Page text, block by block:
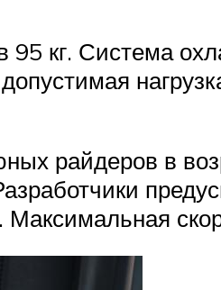
95 кг. Система
райдеров в